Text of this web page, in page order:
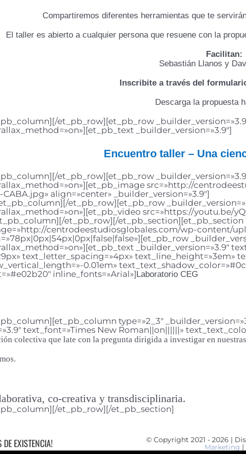
Compartiremos diferentes herramientas que te
El taller es abierto a cualquier persona que resuene con la
Facilitan:
Sebastián Llanos y
Inscribite a través del
Descarga la propuesta
et_pb_row][et_pb_row
_builder_version=»3.9″]
Encuentro taller – Una
et_pb_row][et_pb_row
src=»http://
align=»center» _builder_version=»3.9″]
et_pb_row][et_pb_row
src=»https://youtu.be/
et_pb_row][/et_pb_section][et_pb_section
centrodeestudiosglobales.com/wp-content/
_builder_version=»3.9″
text_letter_spacing=»4px» text_line_height=»3em»
0.01em»
inline_fonts=»Arial»]Laboratorio CEG
type=»2_3″
text_font=»Times New Roman||on||||||»
colectiva que late con la pregunta dirigida a investigar en
co-creativa y transdisciplinaria.
et_pb_row][/et_pb_section]
EXISTENCIA! © Copyright 2021 - 2026 |
Marketing |